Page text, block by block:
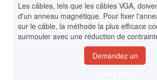
Les câbles, tels que les câbles VGA,
d'un anneau magnétique. Pour fixer
sur le câble, la méthode la plus efficace
surmouler avec une réduction de
Demandez un